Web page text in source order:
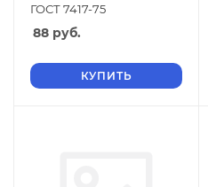
ГОСТ 7417-75
88 руб.
КУПИТЬ